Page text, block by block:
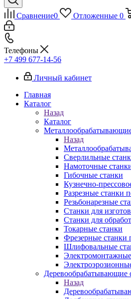
Сравнение0 Отложенные 0
Телефоны
+7 499 677-14-56
Личный кабинет
Главная
Каталог
Назад
Каталог
Назад
Сверлильные
Намоточные
Гибочные станки
Кузнечно-
Разрезные станки
Резьбонарезные
Станки для
Станки для
Токарные станки
Фрезерные станки
Шлифовальные
Деревообрабатывающие
Назад